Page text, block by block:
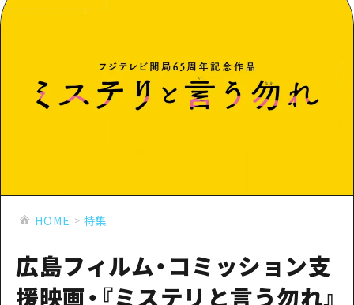
特集
おすすめ
アート
スポーツ
モデルコース
モデルコース一覧
あたらしい非日常
広島市周辺
安芸
備後
スポット・体験
備北
旬情報
お役立ち情報一覧
HOME
HOME 特集
広島フィルム・コミッション支
援映画・『ミステリと言う勿れ』